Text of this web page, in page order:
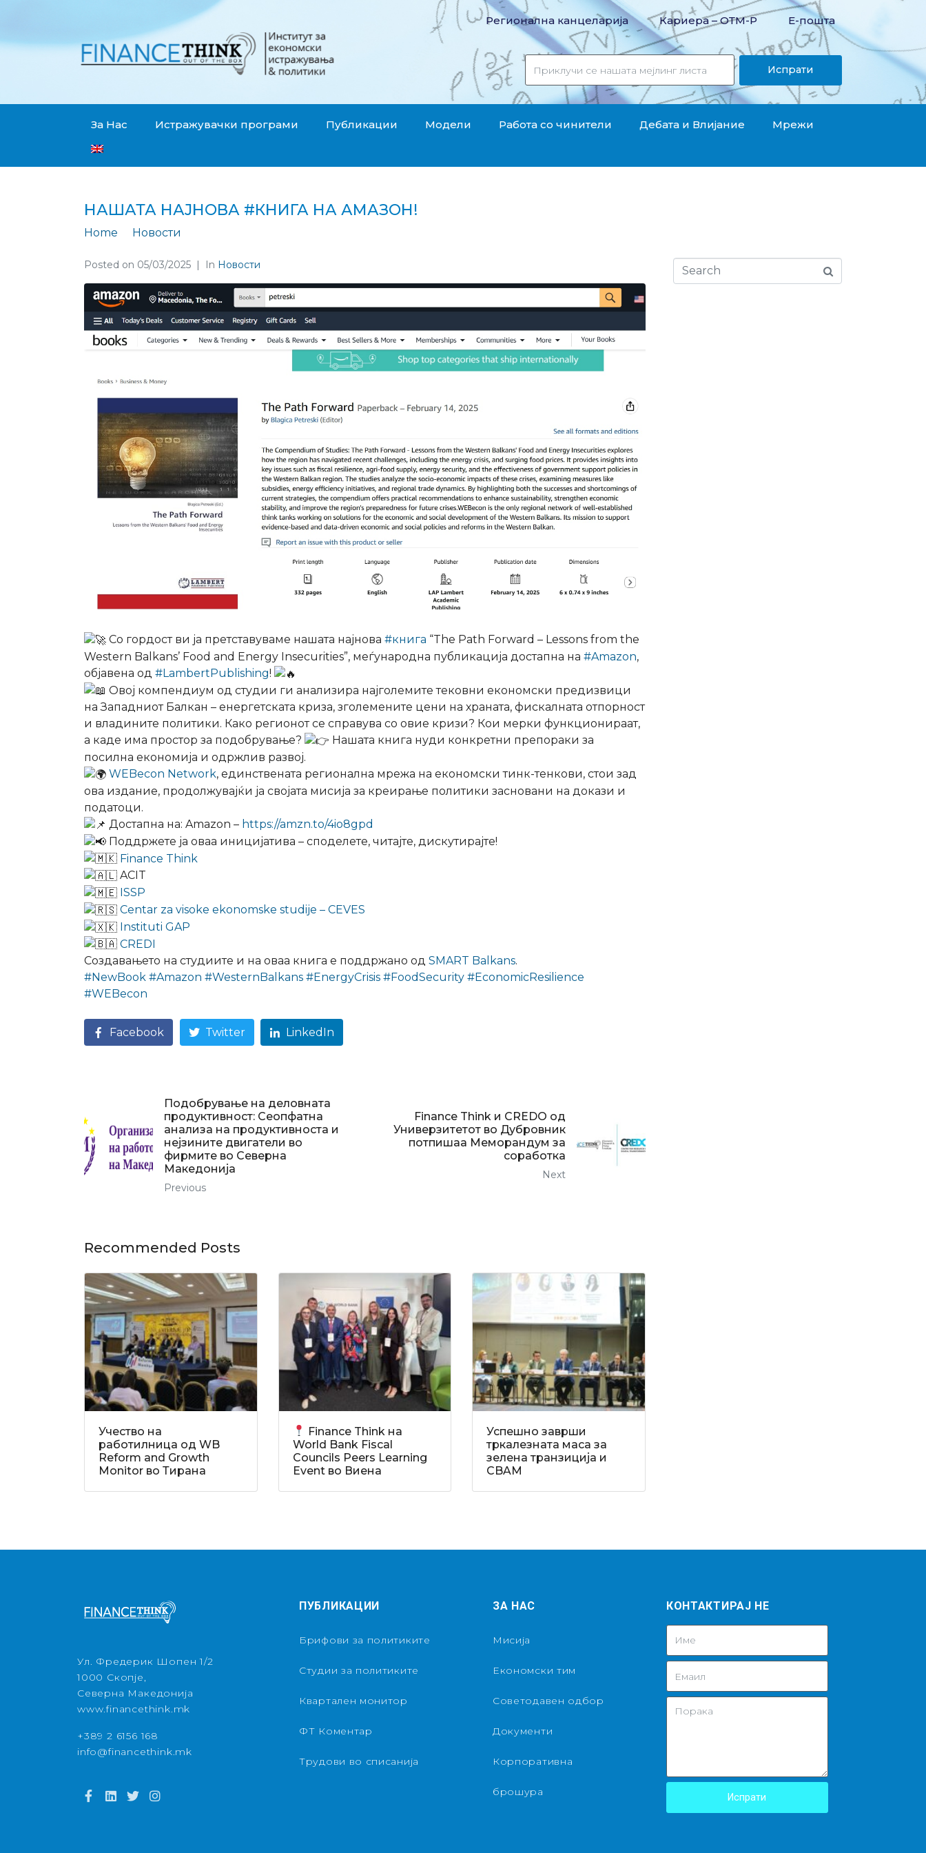
Регионална канцеларија Кариера – OТМ-Р Е-пошта
Испрати
За Нас Истражувачки програми Публикации Модели Работа со чинители Дебата и Влијание Мрежи
НАШАТА НАЈНОВА #КНИГА НА АМАЗОН!
Home Новости
Posted on 05/03/2025 In Новости
Со гордост ви ја претставуваме нашата најнова #книга “The Path Forward – Lessons from the
Western Balkans’ Food and Energy Insecurities”, меѓународна публикација достапна на #Amazon,
објавена од #LambertPublishing!
Овoj компендиум од студии ги анализира најголемите тековни економски предизвици
на Западниот Балкан – енергетската криза, зголемените цени на храната, фискалната отпорност
и владините политики. Како регионот се справува со овие кризи? Кои мерки функционираат,
а каде има простор за подобрување?
Нашата книга нуди конкретни препораки за
посилна економија и одржлив развој.
WEBecon Network, единствената регионална мрежа на економски тинк-тенкови, стои зад
ова издание, продолжувајќи ја својата мисија за креирање политики засновани на докази и
податоци.
Достапна на: Amazon – https://amzn.to/4io8gpd
Поддржете ја оваа иницијатива – споделете, читајте, дискутирајте!
Finance Think
ACIT
ISSP
Centar za visoke ekonomske studije – CEVES
Instituti GAP
CREDI
Создавањето на студиите и на оваа книга е поддржано од SMART Balkans.
#NewBook #Amazon #WesternBalkans #EnergyCrisis #FoodSecurity #EconomicResilience
#WEBecon
Facebook Twitter LinkedIn
Подобрување на деловната
продуктивност: Сеопфатна
анализа на продуктивноста и
нејзините двигатели во
фирмите во Северна
Македонија
Previous
Finance Think и CREDO од
Универзитетот во Дубровник
потпишаа Меморандум за
соработка
Next
Recommended Posts
Учество на
работилница од WB
Reform and Growth
Monitor во Тирана
Finance Think на
World Bank Fiscal
Councils Peers Learning
Event во Виена
Успешно заврши
тркалезната маса за
зелена транзиција и
CBAM
Ул. Фредерик Шопен 1/2
1000 Скопје,
Северна Македонија
www.financethink.mk
+389 2 6156 168
info@financethink.mk
ПУБЛИКАЦИИ
Брифови за политиките
Студии за политиките
Квартален монитор
ФТ Коментар
Трудови во списанија
ЗА НАС
Мисија
Економски тим
Советодавен одбор
Документи
Корпоративна
брошура
КОНТАКТИРАЈ НЕ
Испрати